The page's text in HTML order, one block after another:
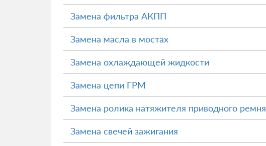
Замена фильтра АКПП
Замена масла в мостах
Замена охлаждающей жидкости
Замена цепи ГРМ
Замена ролика натяжителя приводного ремня
Замена свечей зажигания